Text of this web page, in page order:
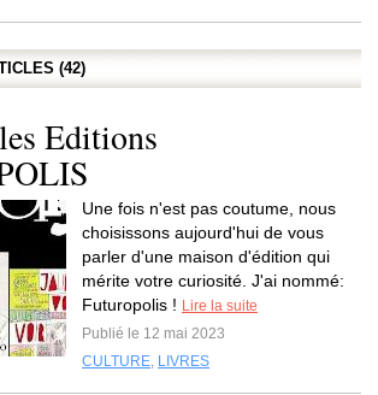
(42)
Editions
Une fois n'est pas coutume, nous
choisissons aujourd'hui de vous
parler d'une maison d'édition qui
mérite votre curiosité. J'ai nommé:
Futuropolis ! Lire la suite
Publié le 12 mai 2023
CULTURE, LIVRES